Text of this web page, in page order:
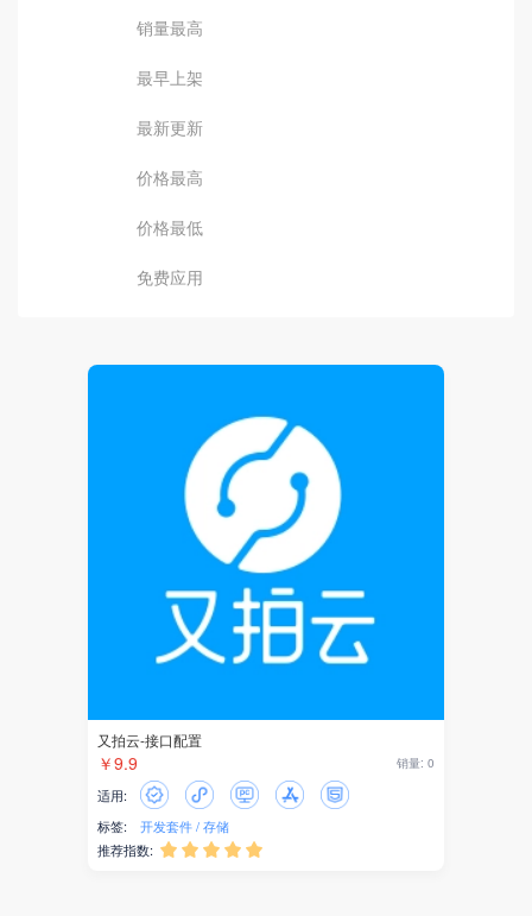
销量最高
最早上架
最新更新
价格最高
价格最低
免费应用
又拍云-接口配置
￥9.9 销量: 0
适用:
标签:
开发套件 存储
推荐指数:     